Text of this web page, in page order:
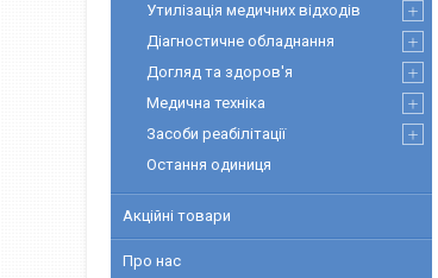
Утилізація медичних відходів
Діагностичне обладнання
Догляд та здоров'я
Медична техніка
Засоби реабілітації
Остання одиниця
Акційні товари
Про нас